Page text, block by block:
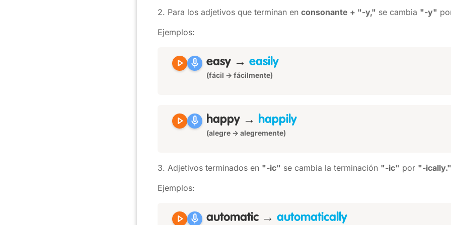
2. Para los adjetivos que terminan en consonante + "-y," se cambia "-y"
Ejemplos:
play_arrow mic easy → easily
(fácil → fácilmente)
play_arrow mic happy → happily
(alegre → alegremente)
3. Adjetivos terminados en "-ic" se cambia la terminación "-ic" por "-ically."
Ejemplos:
play_arrow mic automatic → automatically